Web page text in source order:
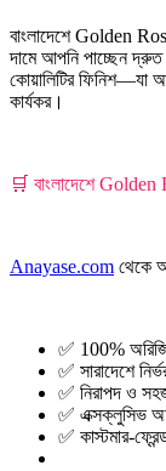
বাংলাদেশে Golden
দামে আপনি পাচ্ছেন দ্রুত
কোয়ালিটির ফিনিশ—যা
কার্যকর।
🛒 বাংলাদেশে
Anayase.com থেকে
✅ 100%
✅ সারাদেশে
✅ নিরাপদ ও
✅ এক্সক্লুসিভ
✅ কাস্টমার-